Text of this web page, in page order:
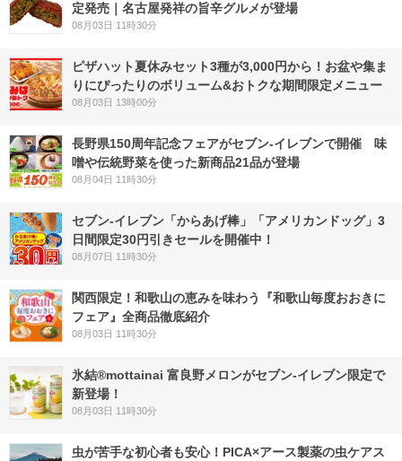
定発売｜名古屋発祥の旨辛グルメが登場
08月03日 11時30分
ピザハット夏休みセット3種が3,000円から！お盆や集ま
りにぴったりのボリューム&おトクな期間限定メニュー
08月03日 13時00分
長野県150周年記念フェアがセブン-イレブンで開催 味
噌や伝統野菜を使った新商品21品が登場
08月04日 11時30分
セブン‐イレブン「からあげ棒」「アメリカンドッグ」3
日間限定30円引きセールを開催中！
08月07日 11時30分
関西限定！和歌山の恵みを味わう『和歌山毎度おおきに
フェア』全商品徹底紹介
08月03日 11時30分
氷結®mottainai 富良野メロンがセブン‐イレブン限定で
新登場！
08月03日 11時30分
虫が苦手な初心者も安心！PICA×アース製薬の虫ケアス